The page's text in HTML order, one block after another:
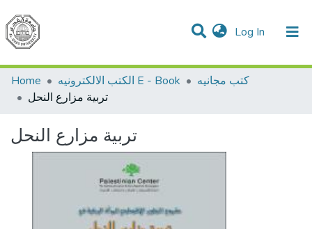
Log In (current)
Communities & Collections
All of DSpace
Home
الكتب الالكترونيه E - Book
كتب مجانيه
تربية مزارع النحل
تربية مزارع النحل